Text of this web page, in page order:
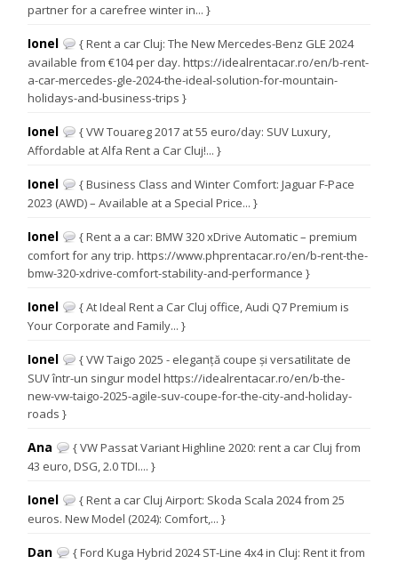
partner for a carefree winter in... }
Ionel
{ Rent a car Cluj: The New Mercedes-Benz GLE 2024
available from €104 per day. https://idealrentacar.ro/en/b-rent-
a-car-mercedes-gle-2024-the-ideal-solution-for-mountain-
holidays-and-business-trips }
Ionel
{ VW Touareg 2017 at 55 euro/day: SUV Luxury,
Affordable at Alfa Rent a Car Cluj!... }
Ionel
{ Business Class and Winter Comfort: Jaguar F-Pace
2023 (AWD) – Available at a Special Price... }
Ionel
{ Rent a a car: BMW 320 xDrive Automatic – premium
comfort for any trip. https://www.phprentacar.ro/en/b-rent-the-
bmw-320-xdrive-comfort-stability-and-performance }
Ionel
{ At Ideal Rent a Car Cluj office, Audi Q7 Premium is
Your Corporate and Family... }
Ionel
{ VW Taigo 2025 - eleganță coupe și versatilitate de
SUV într-un singur model https://idealrentacar.ro/en/b-the-
new-vw-taigo-2025-agile-suv-coupe-for-the-city-and-holiday-
roads }
Ana
{ VW Passat Variant Highline 2020: rent a car Cluj from
43 euro, DSG, 2.0 TDI.... }
Ionel
{ Rent a car Cluj Airport: Skoda Scala 2024 from 25
euros. New Model (2024): Comfort,... }
Dan
{ Ford Kuga Hybrid 2024 ST-Line 4x4 in Cluj: Rent it from